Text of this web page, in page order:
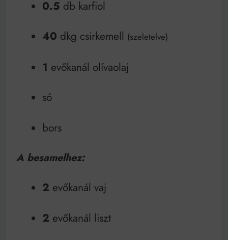
Mindenki a világot akarja uralni – de nem csak a 80-
as években
működik, ha jól van felújítva
0.5 db karfiol
40 dkg csirkemell (szeletelve)
1 evőkanál olívaolaj
só
bors
A besamelhez:
2 evőkanál vaj
2 evőkanál liszt